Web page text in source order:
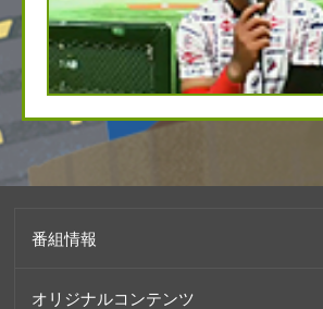
番組情報
オリジナルコンテンツ